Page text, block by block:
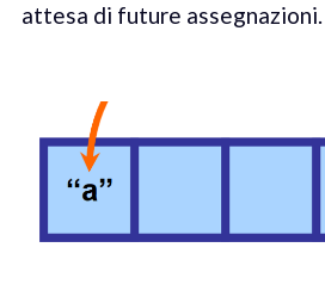
attesa di future assegnazioni.